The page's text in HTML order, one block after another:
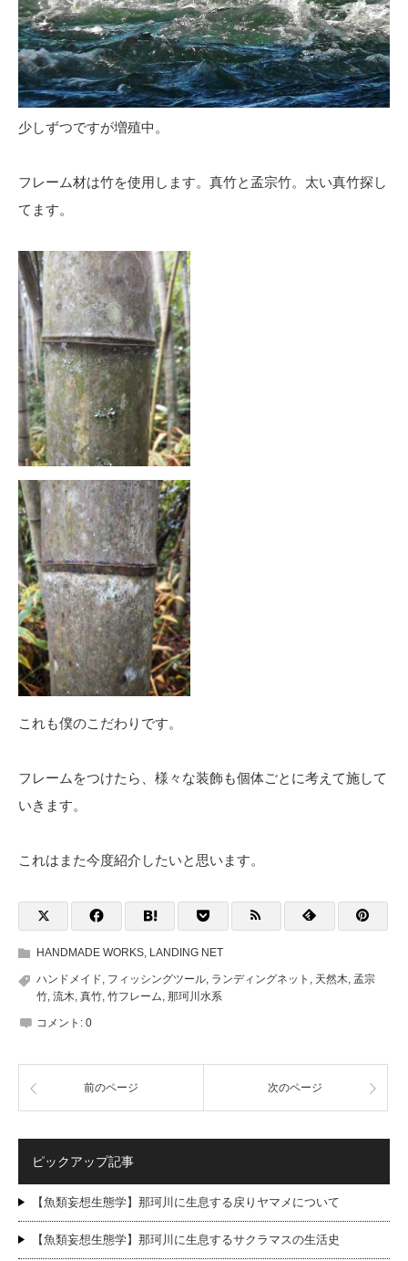
少しずつですが増殖中。
フレーム材は竹を使用します。真竹と孟宗竹。太い真竹探し
てます。
これも僕のこだわりです。
フレームをつけたら、様々な装飾も個体ごとに考えて施して
いきます。
これはまた今度紹介したいと思います。
HANDMADE WORKS LANDING NET
ハンドメイド フィッシングツール ランディングネット 天然木 孟宗
竹 流木 真竹 竹フレーム 那珂川水系
コメント: 0
前のページ 次のページ
ピックアップ記事
【魚類妄想生態学】那珂川に生息する戻りヤマメについて
【魚類妄想生態学】那珂川に生息するサクラマスの生活史